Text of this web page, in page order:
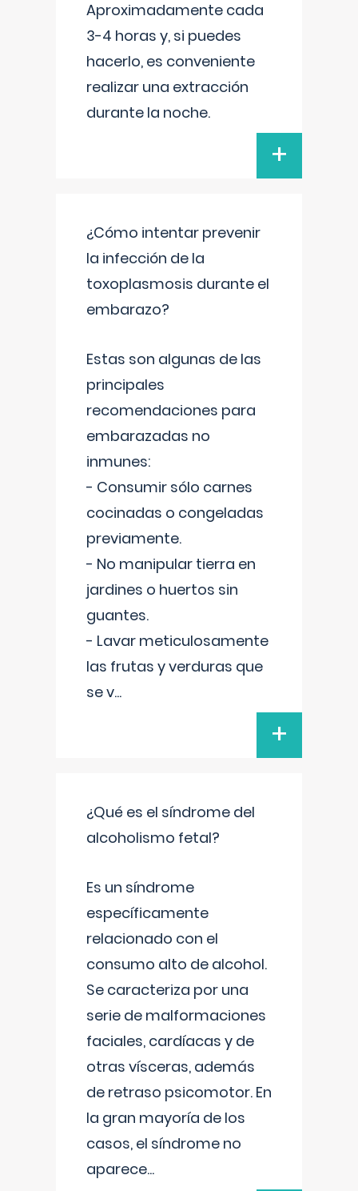
Aproximadamente cada
3-4 horas y, si puedes
hacerlo, es conveniente
realizar una extracción
durante la noche.
+
¿Cómo intentar prevenir
la infección de la
toxoplasmosis durante el
embarazo?
Estas son algunas de las
principales
recomendaciones para
embarazadas no
inmunes:
- Consumir sólo carnes
cocinadas o congeladas
previamente.
- No manipular tierra en
jardines o huertos sin
guantes.
- Lavar meticulosamente
las frutas y verduras que
se v...
+
¿Qué es el síndrome del
alcoholismo fetal?
Es un síndrome
específicamente
relacionado con el
consumo alto de alcohol.
Se caracteriza por una
serie de malformaciones
faciales, cardíacas y de
otras vísceras, además
de retraso psicomotor. En
la gran mayoría de los
casos, el síndrome no
aparece...